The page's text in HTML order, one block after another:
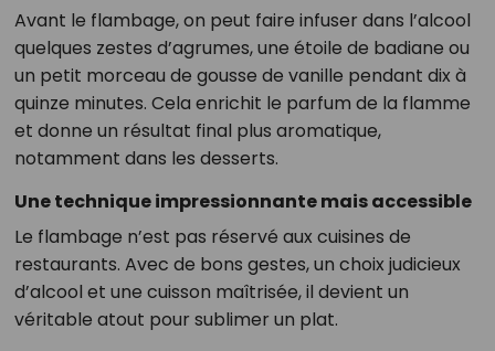
Avant le flambage, on peut faire infuser dans l’alcool
quelques zestes d’agrumes, une étoile de badiane ou
un petit morceau de gousse de vanille pendant dix à
quinze minutes. Cela enrichit le parfum de la flamme
et donne un résultat final plus aromatique,
notamment dans les desserts.
Une technique impressionnante mais accessible
Le flambage n’est pas réservé aux cuisines de
restaurants. Avec de bons gestes, un choix judicieux
d’alcool et une cuisson maîtrisée, il devient un
véritable atout pour sublimer un plat.